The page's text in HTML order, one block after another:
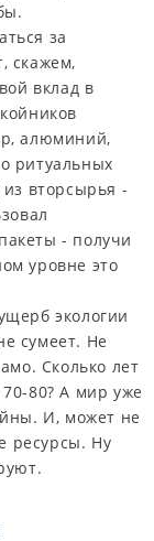
за
скажем,
вклад в
алюминий,
ритуальных
вторсырья -
- получи
уровне это
экологии
сумеет. Не
Сколько лет
80? А мир уже
И, может не
ресурсы. Ну